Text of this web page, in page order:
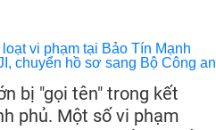
bị "gọi tên" trong kết
phủ. Một số vi phạm